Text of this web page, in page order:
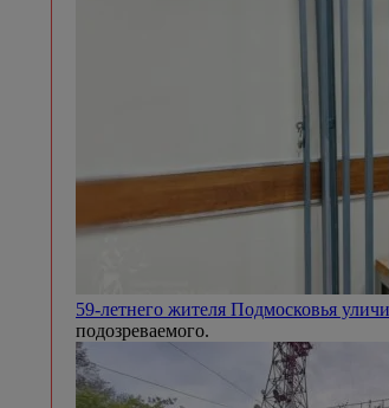
59-летнего жителя Подмосковья
подозреваемого.